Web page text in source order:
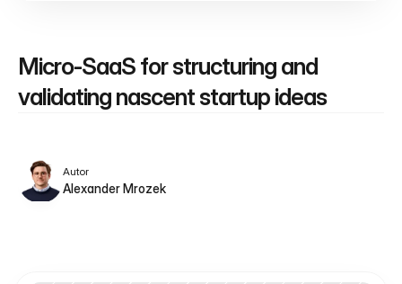
Micro‑SaaS for structuring and
validating nascent startup ideas
Autor
Alexander Mrozek